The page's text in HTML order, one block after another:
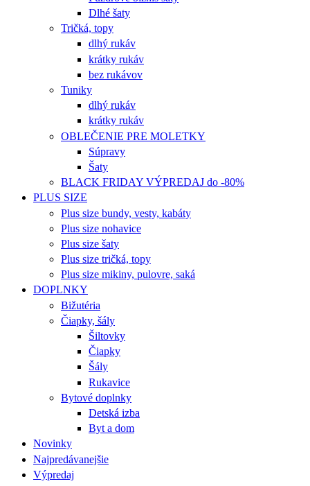
Dlhé šaty
Tričká, topy
dlhý rukáv
krátky rukáv
bez rukávov
Tuniky
dlhý rukáv
krátky rukáv
OBLEČENIE PRE MOLETKY
Súpravy
Šaty
BLACK FRIDAY VÝPREDAJ do -80%
PLUS SIZE
Plus size bundy, vesty, kabáty
Plus size nohavice
Plus size šaty
Plus size tričká, topy
Plus size mikiny, pulovre, saká
DOPLNKY
Bižutéria
Čiapky, šály
Šiltovky
Čiapky
Šály
Rukavice
Bytové doplnky
Detská izba
Byt a dom
Novinky
Najpredávanejšie
Výpredaj